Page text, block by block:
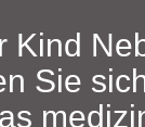
Kind
Sie